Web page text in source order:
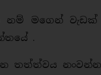
මගෙන් වැඩක්
.
තත්ත්වය